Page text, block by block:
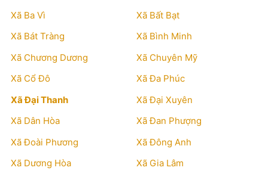
Xã Ba Vì
Xã Bất Bạt
Xã Bát Tràng
Xã Bình Minh
Xã Chương Dương
Xã Chuyên Mỹ
Xã Cổ Đô
Xã Đa Phúc
Xã Đại Thanh
Xã Đại Xuyên
Xã Dân Hòa
Xã Đan Phượng
Xã Đoài Phương
Xã Đông Anh
Xã Dương Hòa
Xã Gia Lâm